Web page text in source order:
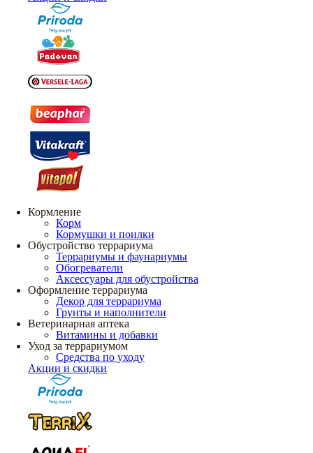
Кормление
Корм
Кормушки и поилки
Обустройство террариума
Террариумы и фаунариумы
Обогреватели
Аксессуары для обустройства
Оформление террариума
Декор для террариума
Грунты и наполнители
Ветеринарная аптека
Витамины и добавки
Уход за террариумом
Средства по уходу
Акции и скидки